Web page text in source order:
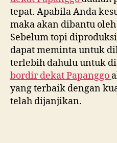
tepat. Apabila Anda
maka akan dibantu
Sebelum topi
dapat meminta untuk
terlebih dahulu untuk
bordir dekatPapanggo
yang terbaik dengan
telah dijanjikan.